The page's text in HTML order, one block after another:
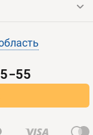
55